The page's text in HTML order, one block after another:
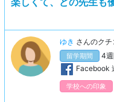
ゆき さんのクチ
留学期間
4
Facebook
学校への印象